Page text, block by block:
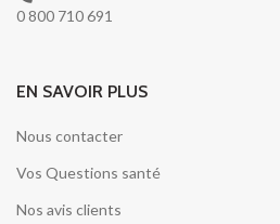
0 800 710 691
EN SAVOIR PLUS
Nous contacter
Vos Questions santé
Nos avis clients